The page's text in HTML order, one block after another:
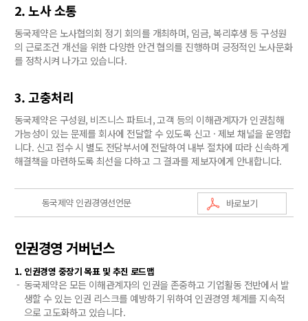
2. 노사 소통
동국제약은 노사협의회 정기 회의를 개최하며, 임금, 복리후생 등 구성원
의 근로조건 개선을 위한 다양한 안건 협의를 진행하며 긍정적인 노사문화
를 정착시켜 나가고 있습니다.
3. 고충처리
동국제약은 구성원, 비즈니스 파트너, 고객 등의 이해관계자가 인권침해
가능성이 있는 문제를 회사에 전달할 수 있도록 신고 · 제보 채널을 운영합
니다. 신고 접수 시 별도 전담부서에 전달하여 내부 절차에 따라 신속하게
해결책을 마련하도록 최선을 다하고 그 결과를 제보자에게 안내합니다.
동국제약 인권경영선언문 바로보기
인권경영 거버넌스
1. 인권경영 중장기 목표 및 추진 로드맵
동국제약은 모든 이해관계자의 인권을 존중하고 기업활동 전반에서 발
생할 수 있는 인권 리스크를 예방하기 위하여 인권경영 체계를 지속적
으로 고도화하고 있습니다.